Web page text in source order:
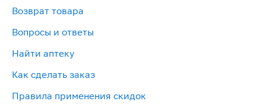
Возврат товара
Вопросы и ответы
Найти аптеку
Как сделать заказ
Правила применения скидок